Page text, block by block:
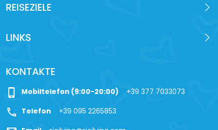
REISEZIELE
LINKS
KONTAKTE
phone_iphone Mobiltelefon (9:00-20:00) +39 377 7033073
call Telefon +39 095 2265853